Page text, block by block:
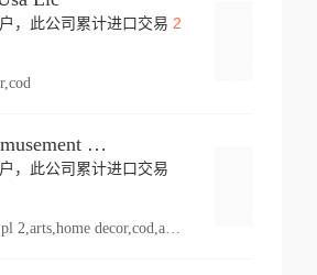
，此公司累计进口交易 2
Knoebels Amusement Resort
，此公司累计进口交易
vehicle,pl 2,arts,home decor,cod,amusement ride,sea